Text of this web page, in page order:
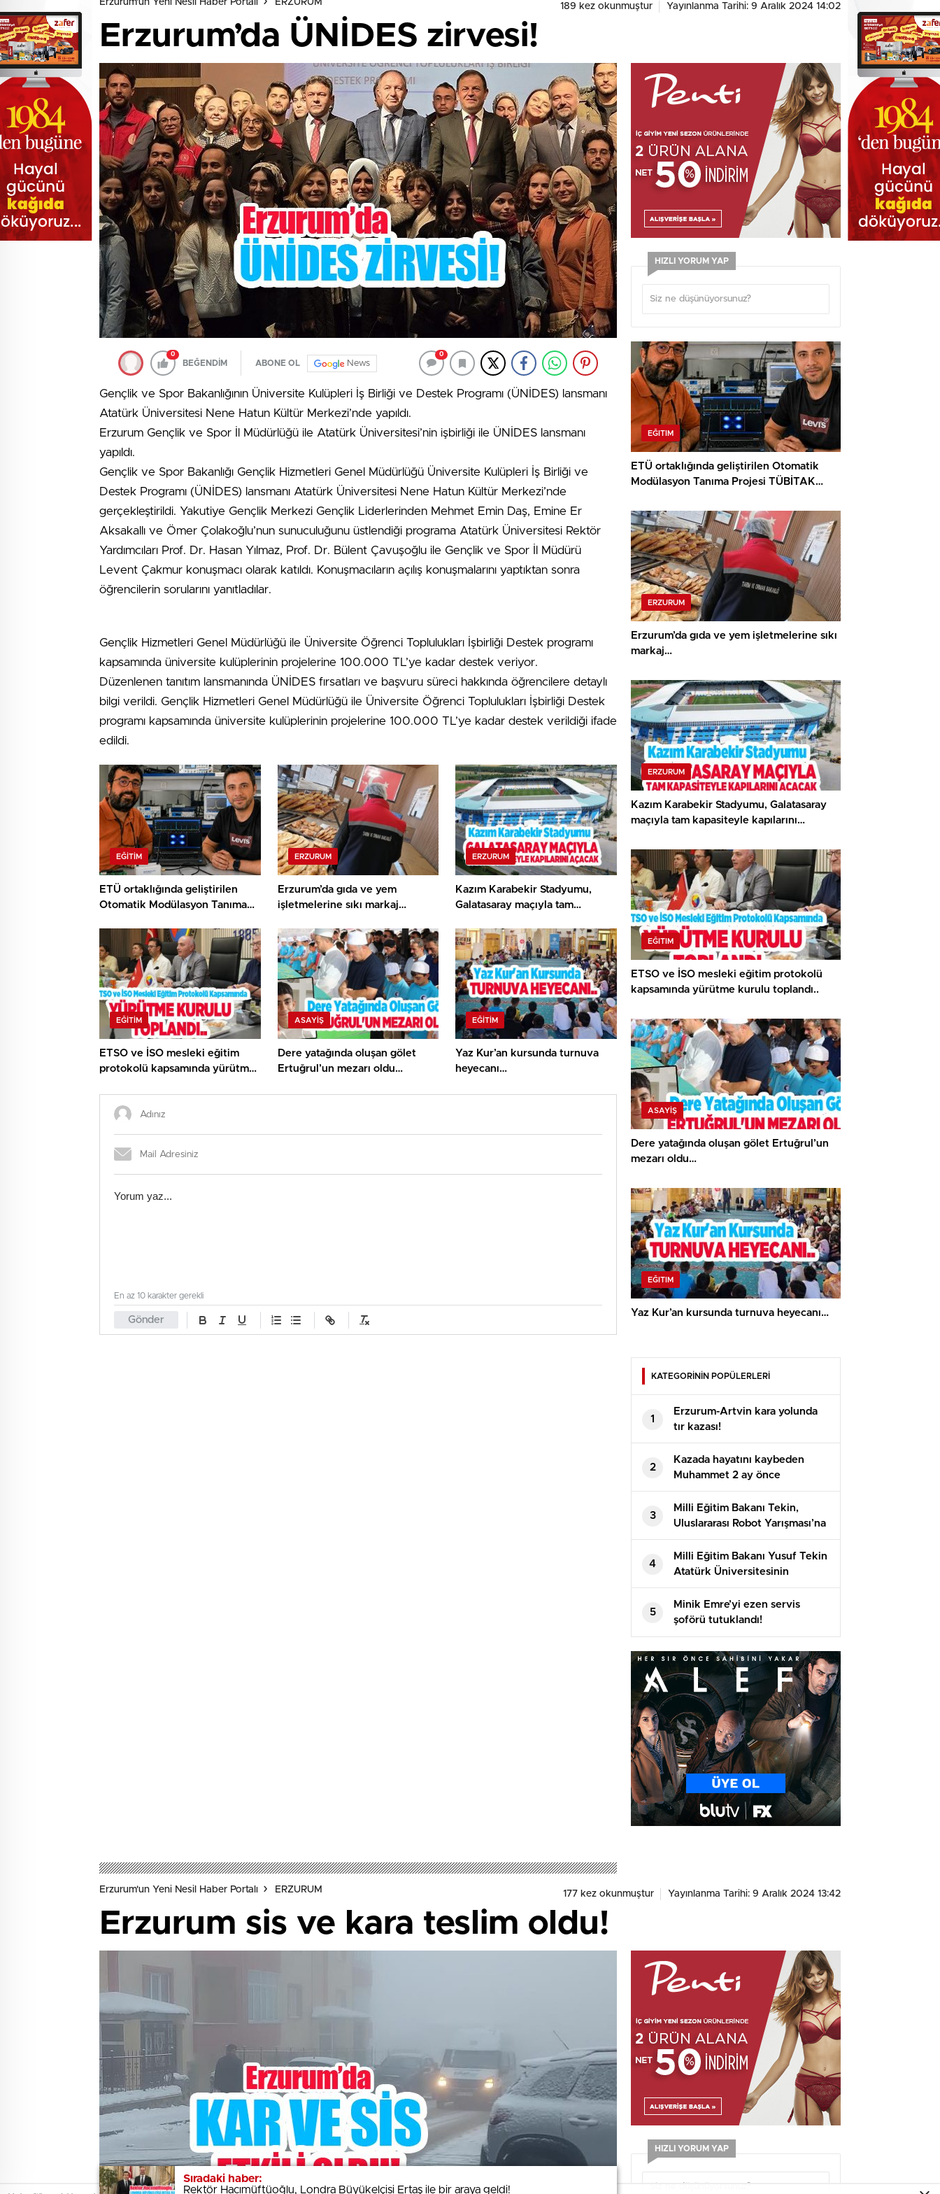
Erzurum'un Yeni Nesil Haber Portalı ERZURUM 189 kez okunmuştur Yayınlanma Tarihi: 9 Aralık 2024 14:02
Erzurum’da ÜNİDES zirvesi!
0
BEĞENDİM ABONE OL News
0
Gençlik ve Spor Bakanlığının Üniversite Kulüpleri İş Birliği ve Destek Programı (ÜNİDES) lansmanı
Atatürk Üniversitesi Nene Hatun Kültür Merkezi’nde yapıldı.
Erzurum Gençlik ve Spor İl Müdürlüğü ile Atatürk Üniversitesi’nin işbirliği ile ÜNİDES lansmanı
yapıldı.
Gençlik ve Spor Bakanlığı Gençlik Hizmetleri Genel Müdürlüğü Üniversite Kulüpleri İş Birliği ve
Destek Programı (ÜNİDES) lansmanı Atatürk Üniversitesi Nene Hatun Kültür Merkezi’nde
gerçekleştirildi. Yakutiye Gençlik Merkezi Gençlik Liderlerinden Mehmet Emin Daş, Emine Er
Aksakallı ve Ömer Çolakoğlu’nun sunuculuğunu üstlendiği programa Atatürk Üniversitesi Rektör
Yardımcıları Prof. Dr. Hasan Yılmaz, Prof. Dr. Bülent Çavuşoğlu ile Gençlik ve Spor İl Müdürü
Levent Çakmur konuşmacı olarak katıldı. Konuşmacıların açılış konuşmalarını yaptıktan sonra
öğrencilerin sorularını yanıtladılar.
Gençlik Hizmetleri Genel Müdürlüğü ile Üniversite Öğrenci Toplulukları İşbirliği Destek programı
kapsamında üniversite kulüplerinin projelerine 100.000 TL’ye kadar destek veriyor.
Düzenlenen tanıtım lansmanında ÜNİDES fırsatları ve başvuru süreci hakkında öğrencilere detaylı
bilgi verildi. Gençlik Hizmetleri Genel Müdürlüğü ile Üniversite Öğrenci Toplulukları İşbirliği Destek
programı kapsamında üniversite kulüplerinin projelerine 100.000 TL’ye kadar destek verildiği ifade
edildi.
EĞITIM
ETÜ ortaklığında geliştirilen
Otomatik Modülasyon Tanıma
ERZURUM
Erzurum’da gıda ve yem
işletmelerine sıkı markaj…
ERZURUM
Kazım Karabekir Stadyumu,
Galatasaray maçıyla tam
EĞITIM
ETSO ve İSO mesleki eğitim
protokolü kapsamında yürütme
ASAYİŞ
Dere yatağında oluşan gölet
Ertuğrul’un mezarı oldu…
EĞITIM
Yaz Kur’an kursunda turnuva
heyecanı…
Gönder
En az 10 karakter gerekli
Sıradaki haber:
Rektör Hacımüftüoğlu, Londra Büyükelçisi Ertaş ile bir araya geldi!
HIZLI YORUM YAP
EĞITIM
ETÜ ortaklığında geliştirilen Otomatik
Modülasyon Tanıma Projesi TÜBİTAK
ERZURUM
Erzurum’da gıda ve yem işletmelerine sıkı
markaj…
ERZURUM
Kazım Karabekir Stadyumu, Galatasaray
maçıyla tam kapasiteyle kapılarını
EĞITIM
ETSO ve İSO mesleki eğitim protokolü
kapsamında yürütme kurulu toplandı..
ASAYİŞ
Dere yatağında oluşan gölet Ertuğrul’un
mezarı oldu…
EĞITIM
Yaz Kur’an kursunda turnuva heyecanı…
KATEGORİNİN POPÜLERLERİ
1
Erzurum-Artvin kara yolunda
tır kazası!
2
Kazada hayatını kaybeden
Muhammet 2 ay önce
evlenmişti!
3
Milli Eğitim Bakanı Tekin,
Uluslararası Robot Yarışması’na
katılan öğrencilerle bir araya
geldi
4
Milli Eğitim Bakanı Yusuf Tekin
Atatürk Üniversitesinin
akademik yılı açılış töreninde
konuştu
5
Minik Emre’yi ezen servis
şoförü tutuklandı!
Erzurum'un Yeni Nesil Haber Portalı ERZURUM 177 kez okunmuştur Yayınlanma Tarihi: 9 Aralık 2024 13:42
Erzurum sis ve kara teslim oldu!
Sıradaki haber:
Rektör Hacımüftüoğlu, Londra Büyükelçisi Ertaş ile bir araya geldi!
HIZLI YORUM YAP